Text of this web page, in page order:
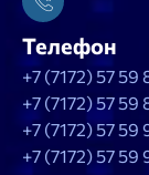
Телефон
+7 (7172) 57 59
+7 (7172) 57 59
+7 (7172) 57 59
+7 (7172) 57 59